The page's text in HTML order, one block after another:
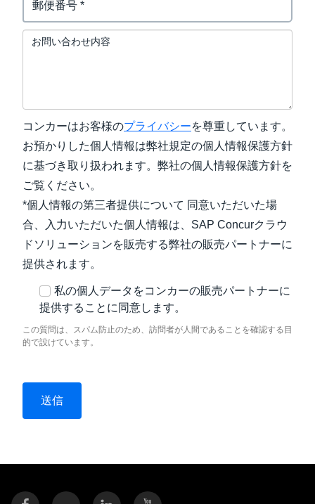
お問い合わせ内容
コンカーはお客様のプライバシーを尊重しています。
お預かりした個人情報は弊社規定の個人情報保護方針
に基づき取り扱われます。弊社の個人情報保護方針を
ご覧ください。
*個人情報の第三者提供について 同意いただいた場
合、入力いただいた個人情報は、SAP Concurクラウ
ドソリューションを販売する弊社の販売パートナーに
提供されます。
私の個人データをコンカーの販売パートナーに
提供することに同意します。
この質問は、スパム防止のため、訪問者が人間であることを確認する目
的で設けています。